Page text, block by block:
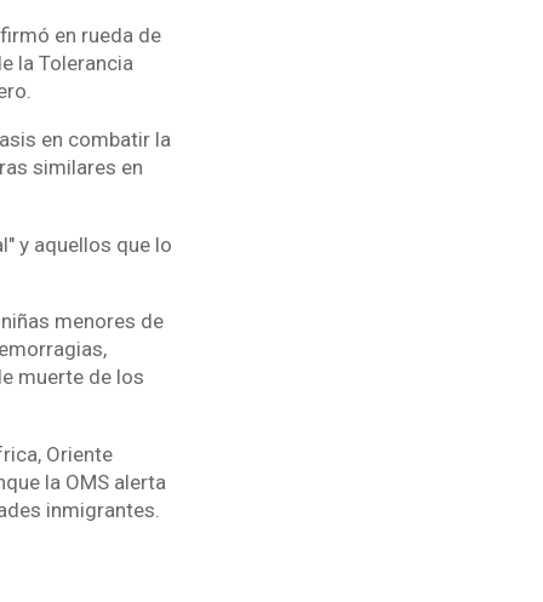
en rueda de
la Tolerancia
en combatir la
similares en
y aquellos que lo
menores de
muerte de los
Oriente
la OMS alerta
inmigrantes.